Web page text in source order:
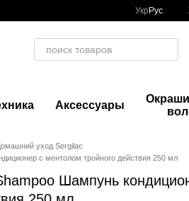
Укр Рус
Аксессуары
уход Sergilac
с ментолом тройного действия 250 мл
Шампунь